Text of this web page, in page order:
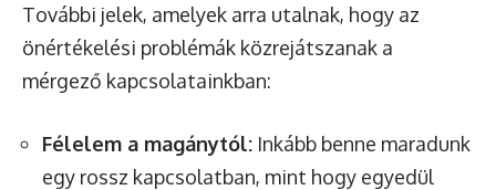
További jelek, amelyek arra utalnak, hogy az
önértékelési problémák közrejátszanak a
mérgező kapcsolatainkban:
Félelem a magánytól: Inkább benne maradunk
egy rossz kapcsolatban, mint hogy egyedül